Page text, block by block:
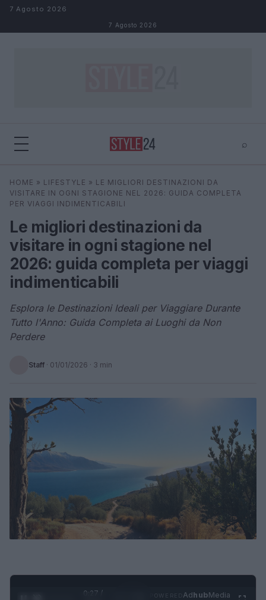
Salta al contenuto
7 Agosto 2026
7 Agosto 2026
⌕
Cerca
HOME » LIFESTYLE » LE MIGLIORI DESTINAZIONI DA
VISITARE IN OGNI STAGIONE NEL 2026: GUIDA COMPLETA
PER VIAGGI INDIMENTICABILI
Le migliori destinazioni da
visitare in ogni stagione nel
2026: guida completa per viaggi
indimenticabili
Esplora le Destinazioni Ideali per Viaggiare Durante
Tutto l'Anno: Guida Completa ai Luoghi da Non
Perdere
Staff · 01/01/2026 · 3 min
0:28 /
AdhubMedia